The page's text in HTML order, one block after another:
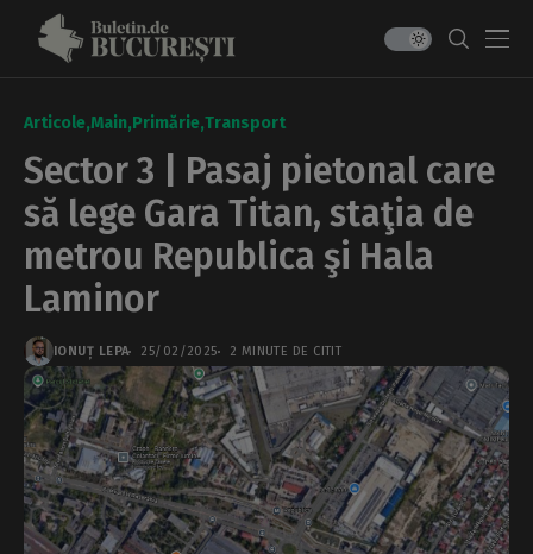
Articole Main Primărie Transport
Sector 3 | Pasaj pietonal care
să lege Gara Titan, staţia de
metrou Republica şi Hala
Laminor
IONUȚ LEPA 25/02/2025 2 MINUTE DE CITIT